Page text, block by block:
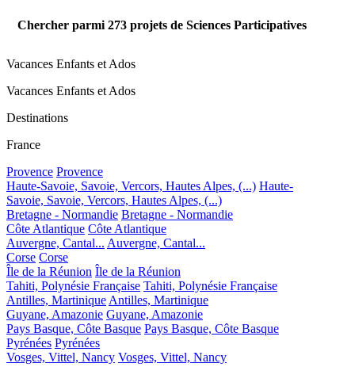
Chercher parmi 273 projets de Sciences Participatives
Vacances Enfants et Ados
Vacances Enfants et Ados
Destinations
France
Provence Provence
Haute-Savoie, Savoie, Vercors, Hautes Alpes, (...) Haute-
Savoie, Savoie, Vercors, Hautes Alpes, (...)
Bretagne - Normandie Bretagne - Normandie
Côte Atlantique Côte Atlantique
Auvergne, Cantal... Auvergne, Cantal...
Corse Corse
Île de la Réunion Île de la Réunion
Tahiti, Polynésie Française Tahiti, Polynésie Française
Antilles, Martinique Antilles, Martinique
Guyane, Amazonie Guyane, Amazonie
Pays Basque, Côte Basque Pays Basque, Côte Basque
Pyrénées Pyrénées
Vosges, Vittel, Nancy Vosges, Vittel, Nancy